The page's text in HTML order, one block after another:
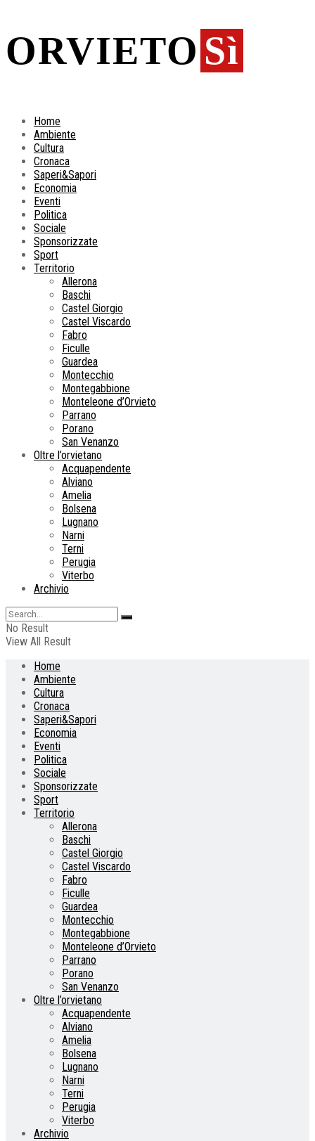
ORVIETO Sì
Home
Ambiente
Cultura
Cronaca
Saperi&Sapori
Economia
Eventi
Politica
Sociale
Sponsorizzate
Sport
Territorio
Allerona
Baschi
Castel Giorgio
Castel Viscardo
Fabro
Ficulle
Guardea
Montecchio
Montegabbione
Monteleone d’Orvieto
Parrano
Porano
San Venanzo
Oltre l’orvietano
Acquapendente
Alviano
Amelia
Bolsena
Lugnano
Narni
Terni
Perugia
Viterbo
Archivio
No Result
View All Result
Home
Ambiente
Cultura
Cronaca
Saperi&Sapori
Economia
Eventi
Politica
Sociale
Sponsorizzate
Sport
Territorio
Allerona
Baschi
Castel Giorgio
Castel Viscardo
Fabro
Ficulle
Guardea
Montecchio
Montegabbione
Monteleone d’Orvieto
Parrano
Porano
San Venanzo
Oltre l’orvietano
Acquapendente
Alviano
Amelia
Bolsena
Lugnano
Narni
Terni
Perugia
Viterbo
Archivio